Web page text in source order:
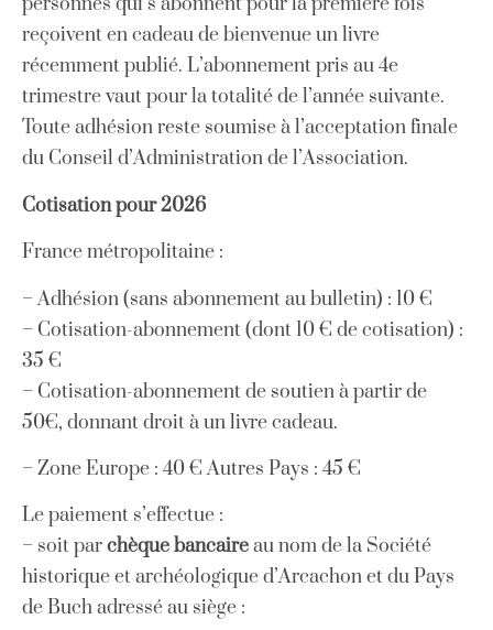
reçoivent en cadeau de bienvenue un livre
récemment publié. L’abonnement pris au 4e
trimestre vaut pour la totalité de l’année suivante.
Toute adhésion reste soumise à l’acceptation finale
du Conseil d’Administration de l’Association.
Cotisation pour 2026
France métropolitaine :
– Adhésion (sans abonnement au bulletin) : 10 €
– Cotisation-abonnement (dont 10 € de cotisation) :
35 €
– Cotisation-abonnement de soutien à partir de
50€, donnant droit à un livre cadeau.
– Zone Europe : 40 € Autres Pays : 45 €
Le paiement s’effectue :
– soit parchèque bancaireau nom de la Société
historique et archéologique d’Arcachon et du Pays
de Buch adressé au siège :